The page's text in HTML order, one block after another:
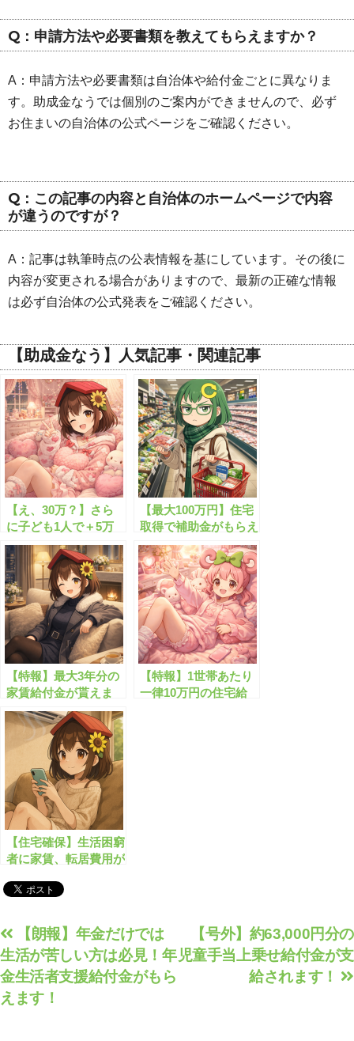
Q：申請方法や必要書類を教えてもらえますか？
A：申請方法や必要書類は自治体や給付金ごとに異なりま
す。助成金なうでは個別のご案内ができませんので、必ず
お住まいの自治体の公式ページをご確認ください。
Q：この記事の内容と自治体のホームページで内容
が違うのですが？
A：記事は執筆時点の公表情報を基にしています。その後に
内容が変更される場合がありますので、最新の正確な情報
は必ず自治体の公式発表をご確認ください。
【助成金なう】人気記事・関連記事
【え、30万？】さら
に子ども1人で＋5万
円って神すぎる
【最大100万円】住宅
取得で補助金がもらえ
ます（子育て世帯・若
者世帯）
【特報】最大3年分の
家賃給付金が貰えま
す！
【特報】1世帯あたり
一律10万円の住宅給
【住宅確保】生活困窮
者に家賃、転居費用が
投
稿
ナ
ビ
【号外】約63,000円分の
児童手当上乗せ給付金が支
給されます！
【朗報】年金だけでは
生活が苦しい方は必見！年
金生活者支援給付金がもら
えます！